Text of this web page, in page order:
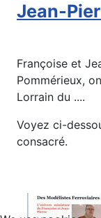
Jean-
Françoise et
Pommérieux,
Lorrain du ....
Voyez ci-
consacré.